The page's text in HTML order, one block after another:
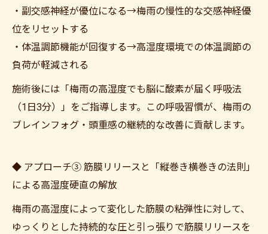
・副交感神経が優位になる→梅雨の慢性的な交感神経優
位をリセットする
・体温調節機能が回復する→高湿度環境での体温調節の
負荷が軽減される
施術後には「梅雨の高湿度でも脳に酸素が届く呼吸法
（1日3分）」をご指導します。この呼吸習慣が、梅雨の
ブレインフォグ・頭重感の継続的な改善に貢献します。
◆ アプローチ③ 筋膜リリースと「縦巻き横巻きの法則」
による高湿度硬直の解放
梅雨の高湿度によって変化した筋膜の粘弾性に対して、
ゆっくりとした持続的な圧と引っ張りで筋膜リリースを